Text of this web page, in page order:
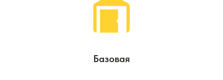
Базовая